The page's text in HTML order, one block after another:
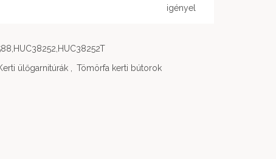
igényel
ülőgarnitúrák Tömörfa kerti bútorok